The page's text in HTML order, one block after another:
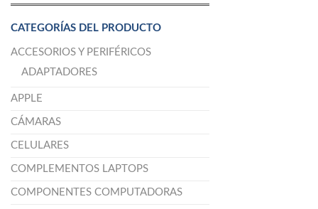
CATEGORÍAS DEL PRODUCTO
ACCESORIOS Y PERIFÉRICOS
ADAPTADORES
APPLE
CÁMARAS
CELULARES
COMPLEMENTOS LAPTOPS
COMPONENTES COMPUTADORAS